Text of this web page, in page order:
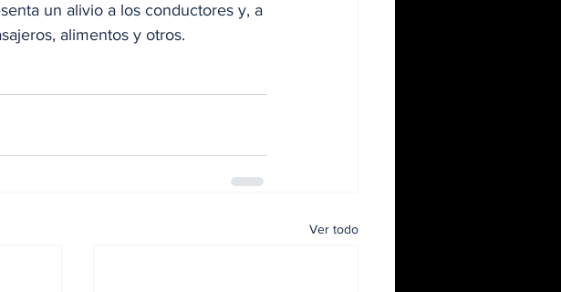
un alivio a los conductores y, a
alimentos y otros.
Ver todo